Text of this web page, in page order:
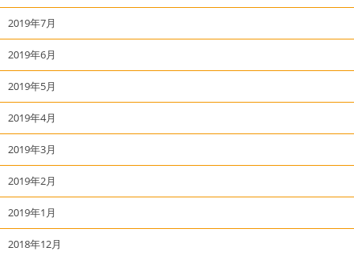
2019年7月
2019年6月
2019年5月
2019年4月
2019年3月
2019年2月
2019年1月
2018年12月